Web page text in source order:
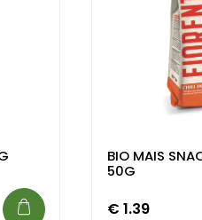
BIO MAIS
50G
€ 1.39